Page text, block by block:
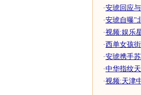
·安琥回应
·安琥自曝"
·视频:娱乐
·西单女孩
·安琥携手
·中华指纹
·视频:天津